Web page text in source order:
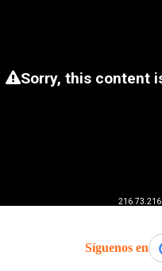
Síguenos en